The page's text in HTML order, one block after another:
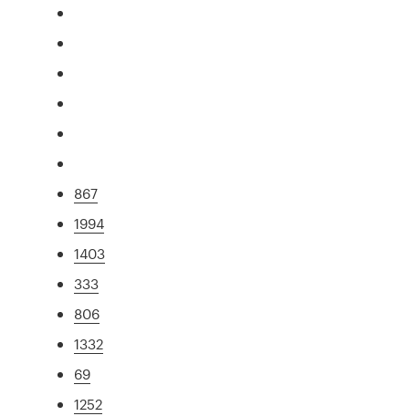
867
1994
1403
333
806
1332
69
1252